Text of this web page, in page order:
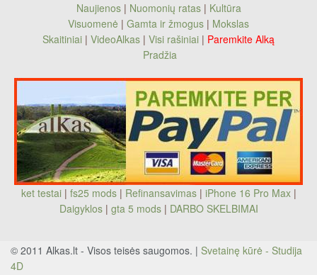
Naujienos| Nuomonių ratas| Kultūra
Visuomenė | Gamta ir žmogus | Mokslas
Skaitiniai | VideoAlkas | Visi rašiniai | Paremkite Alką
Pradžia
ket testai | fs25 mods| Refinansavimas| iPhone 16 Pro Max|
Daigyklos| gta 5 mods | DARBO SKELBIMAI
© 2011 Alkas.lt - Visos teisės saugomos. | Svetainę kūrė - Studija
4D